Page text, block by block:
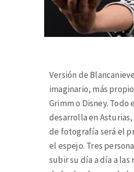
Versión de
imaginario, más
Grimm o Disney.
desarrolla en
de fotografía será el
el espejo. Tres
subir su día a día a